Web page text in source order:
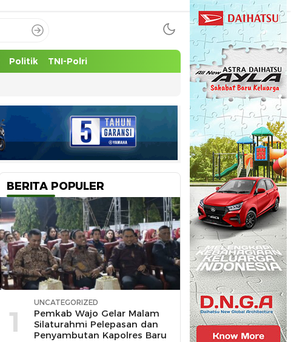
Politik TNI-Polri
BERITA POPULER
1
UNCATEGORIZED
Pemkab Wajo Gelar Malam
Silaturahmi Pelepasan dan
Penyambutan Kapolres Baru